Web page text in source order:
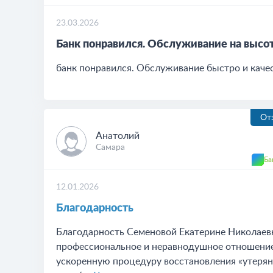
23.03.2026
Банк понравился. Обслуживание на
банк понравился. Обслуживание быстро и
Анатолий
Самара
12.01.2026
Благодарность
Благодарность Семеновой Екатерине
профессиональное и неравнодушное
ускоренную процедуру восстановления